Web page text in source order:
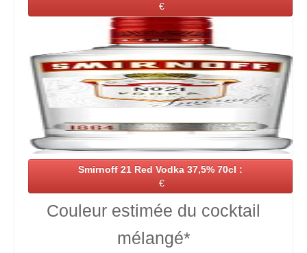
€
Smirnoff 21 Red Vodka 37,5% 70cl :
€
Couleur estimée du cocktail
mélangé*